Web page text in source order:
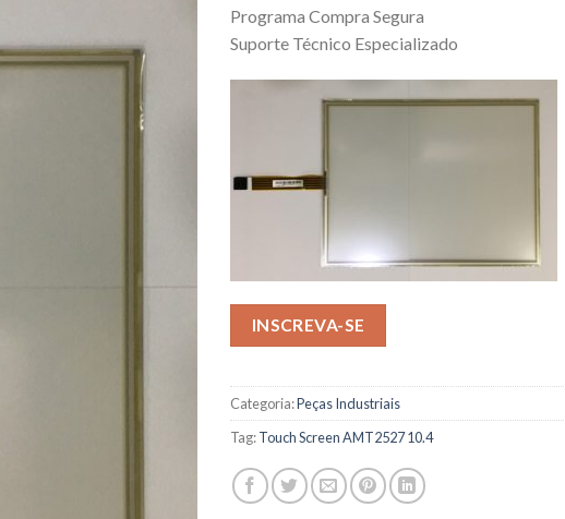
Programa Compra Segura
Suporte Técnico Especializado
INSCREVA-SE
Categoria:Peças Industriais
Tag:Touch Screen AMT2527 10.4